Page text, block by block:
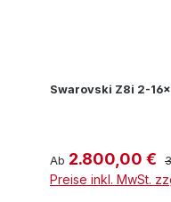
Swarovski Z8i 2-
Verkaufspreis:
Ab 2.800,00 €
Preise inkl. MwSt.